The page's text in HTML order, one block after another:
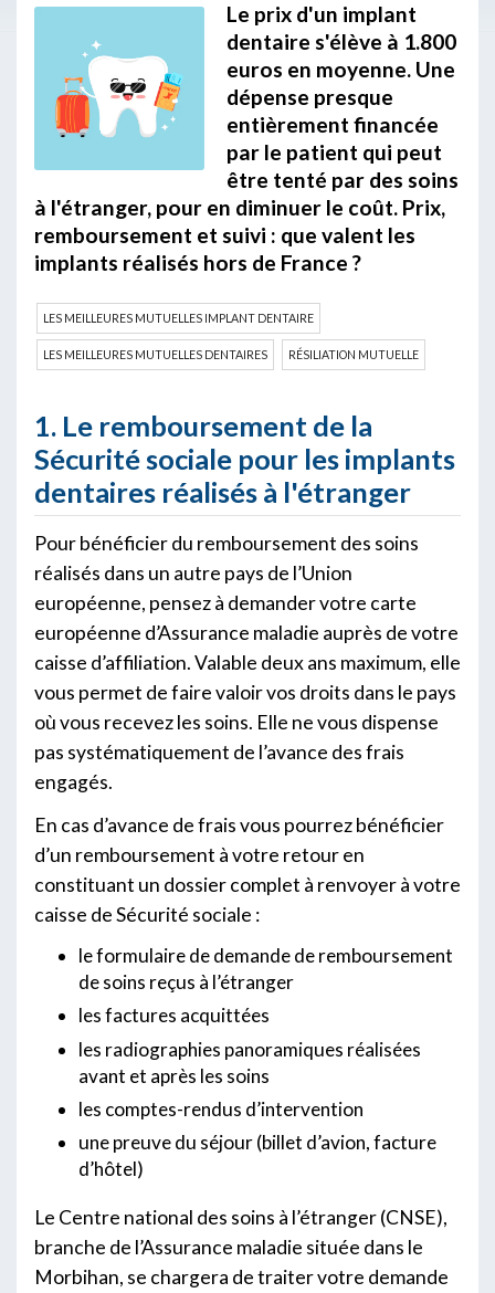
Le prix d'un implant
dentaire s'élève à 1.800
euros en moyenne. Une
dépense presque
entièrement financée
par le patient qui peut
être tenté par des soins
à l'étranger, pour en diminuer le coût. Prix,
remboursement et suivi : que valent les
implants réalisés hors de France ?
LES MEILLEURES MUTUELLES IMPLANT DENTAIRE
LES MEILLEURES MUTUELLES DENTAIRES RÉSILIATION MUTUELLE
1. Le remboursement de la
Sécurité sociale pour les implants
dentaires réalisés à l'étranger
Pour bénéficier du remboursement des soins
réalisés dans un autre pays de l’Union
européenne, pensez à demander votre carte
européenne d’Assurance maladie auprès de votre
caisse d’affiliation. Valable deux ans maximum, elle
vous permet de faire valoir vos droits dans le pays
où vous recevez les soins. Elle ne vous dispense
pas systématiquement de l’avance des frais
engagés.
En cas d’avance de frais vous pourrez bénéficier
d’un remboursement à votre retour en
constituant un dossier complet à renvoyer à votre
caisse de Sécurité sociale :
le formulaire de demande de remboursement
de soins reçus à l’étranger
les factures acquittées
les radiographies panoramiques réalisées
avant et après les soins
les comptes-rendus d’intervention
une preuve du séjour (billet d’avion, facture
d’hôtel)
Le Centre national des soins à l’étranger (CNSE),
branche de l’Assurance maladie située dans le
Morbihan, se chargera de traiter votre demande